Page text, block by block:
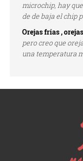
microchip, hay
de de baja el chip
Orejas frías ,
pero creo que
una temperatura